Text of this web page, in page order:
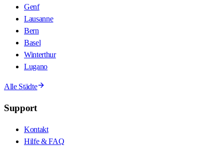
Genf
Lausanne
Bern
Basel
Winterthur
Lugano
Alle Städte
Support
Kontakt
Hilfe & FAQ